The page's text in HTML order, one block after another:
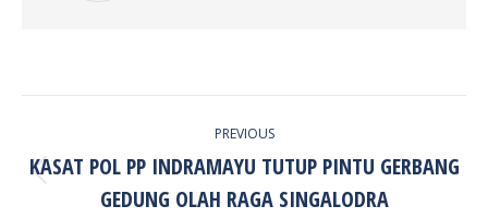
PREVIOUS
Previous
post:
KASAT POL PP INDRAMAYU TUTUP PINTU GERBANG
GEDUNG OLAH RAGA SINGALODRA